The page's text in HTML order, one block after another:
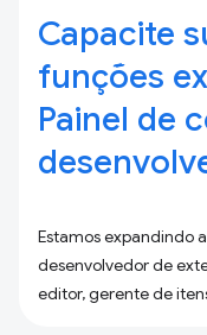
Capacite
funções
Painel de
Estamos expandindo
desenvolvedor de
editor, gerente de